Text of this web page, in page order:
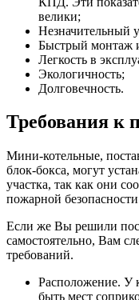
велики;
Незначительный
Быстрый монтаж
Легкость в
Экологичность;
Долговечность.
Требования к
Мини-котельные,
блок-бокса, могут
участка, так как они
пожарной
Если же Вы решили
самостоятельно, Вам
требований.
Расположение. У
быть мест